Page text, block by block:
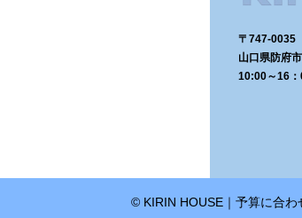
〒747-0035
山口県防府
10:00～16：
© KIRIN HOUSE｜予算に合